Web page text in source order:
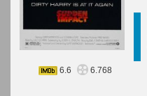
6.6
6.768